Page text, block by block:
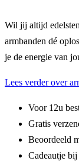
Wil jij altijd
armbanden dé
je de energie van
Lees verder over
Voor 12u
Gratis
Beoordeeld
Cadeautje